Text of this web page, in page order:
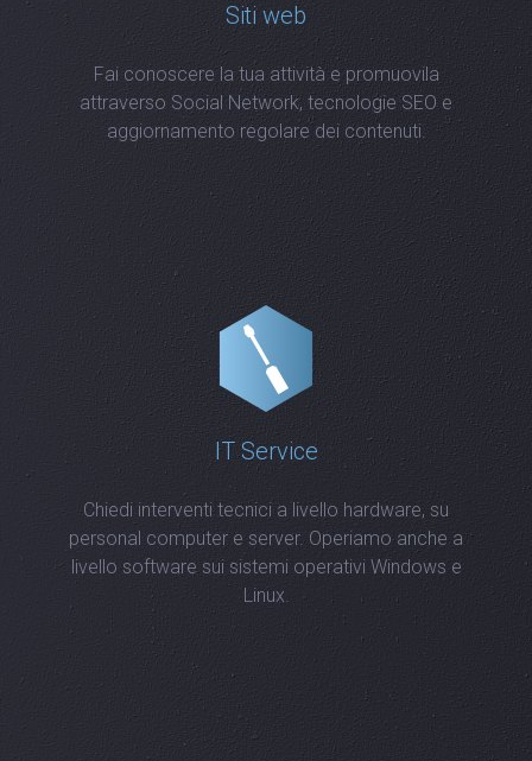
Siti web
Fai conoscere la tua attività e promuovila
attraverso Social Network, tecnologie SEO e
aggiornamento regolare dei contenuti.
IT Service
Chiedi interventi tecnici a livello hardware, su
personal computer e server. Operiamo anche a
livello software sui sistemi operativi Windows e
Linux.